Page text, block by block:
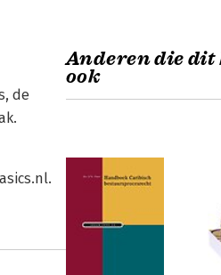
de
Anderen die dit
ook